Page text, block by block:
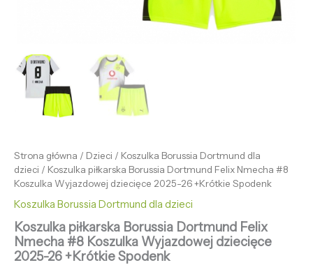
Strona główna / Dzieci / Koszulka Borussia Dortmund dla
dzieci / Koszulka piłkarska Borussia Dortmund Felix Nmecha #8
Koszulka Wyjazdowej dziecięce 2025-26 +Krótkie Spodenk
Koszulka Borussia Dortmund dla dzieci
Koszulka piłkarska Borussia Dortmund Felix
Nmecha #8 Koszulka Wyjazdowej dziecięce
2025-26 +Krótkie Spodenk